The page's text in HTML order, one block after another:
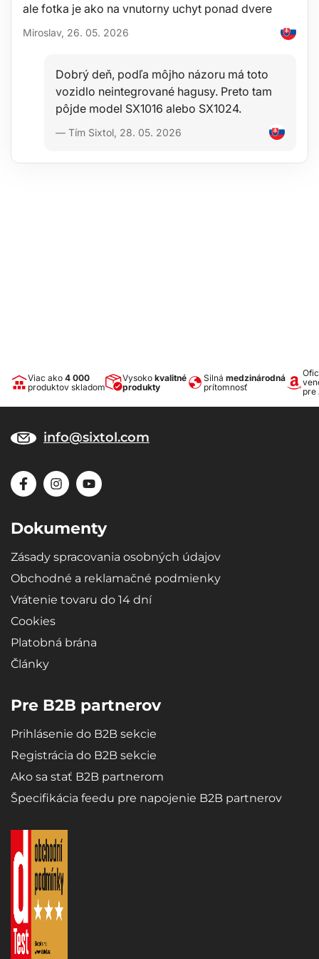
ale fotka je ako na vnutorny uchyt ponad dvere
Miroslav, 26. 05. 2026
Dobrý deň, podľa môjho názoru má toto
vozidlo neintegrované hagusy. Preto tam
pôjde model SX1016 alebo SX1024.
— Tím Sixtol, 28. 05. 2026
Viac ako 4 000
produktov skladom
Vysoko kvalitné
produkty
Silná medzinárodná
prítomnosť
pre
info@sixtol.com
Dokumenty
Zásady spracovania osobných údajov
Obchodné a reklamačné podmienky
Vrátenie tovaru do 14 dní
Cookies
Platobná brána
Články
Pre B2B partnerov
Prihlásenie do B2B sekcie
Registrácia do B2B sekcie
Ako sa stať B2B partnerom
Špecifikácia feedu pre napojenie B2B partnerov